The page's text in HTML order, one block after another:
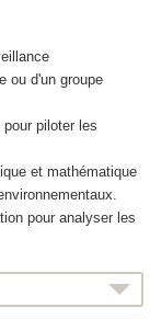
ou d'un groupe
piloter les
et mathématique
pour analyser les